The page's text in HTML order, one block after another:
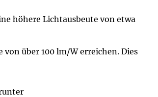
höhere Lichtausbeute von etwa
über 100 lm/W erreichen. Dies